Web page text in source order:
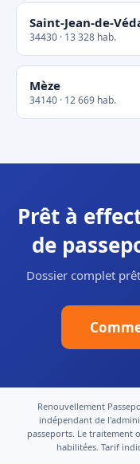
Saint-Jean-de-
34430 · 13 328 hab.
Mèze
34140 · 12 669 hab.
Prêt à
de
Dossier complet
Renouvellement
indépendant de
passeports. Le traitement
habilitées. Tarif